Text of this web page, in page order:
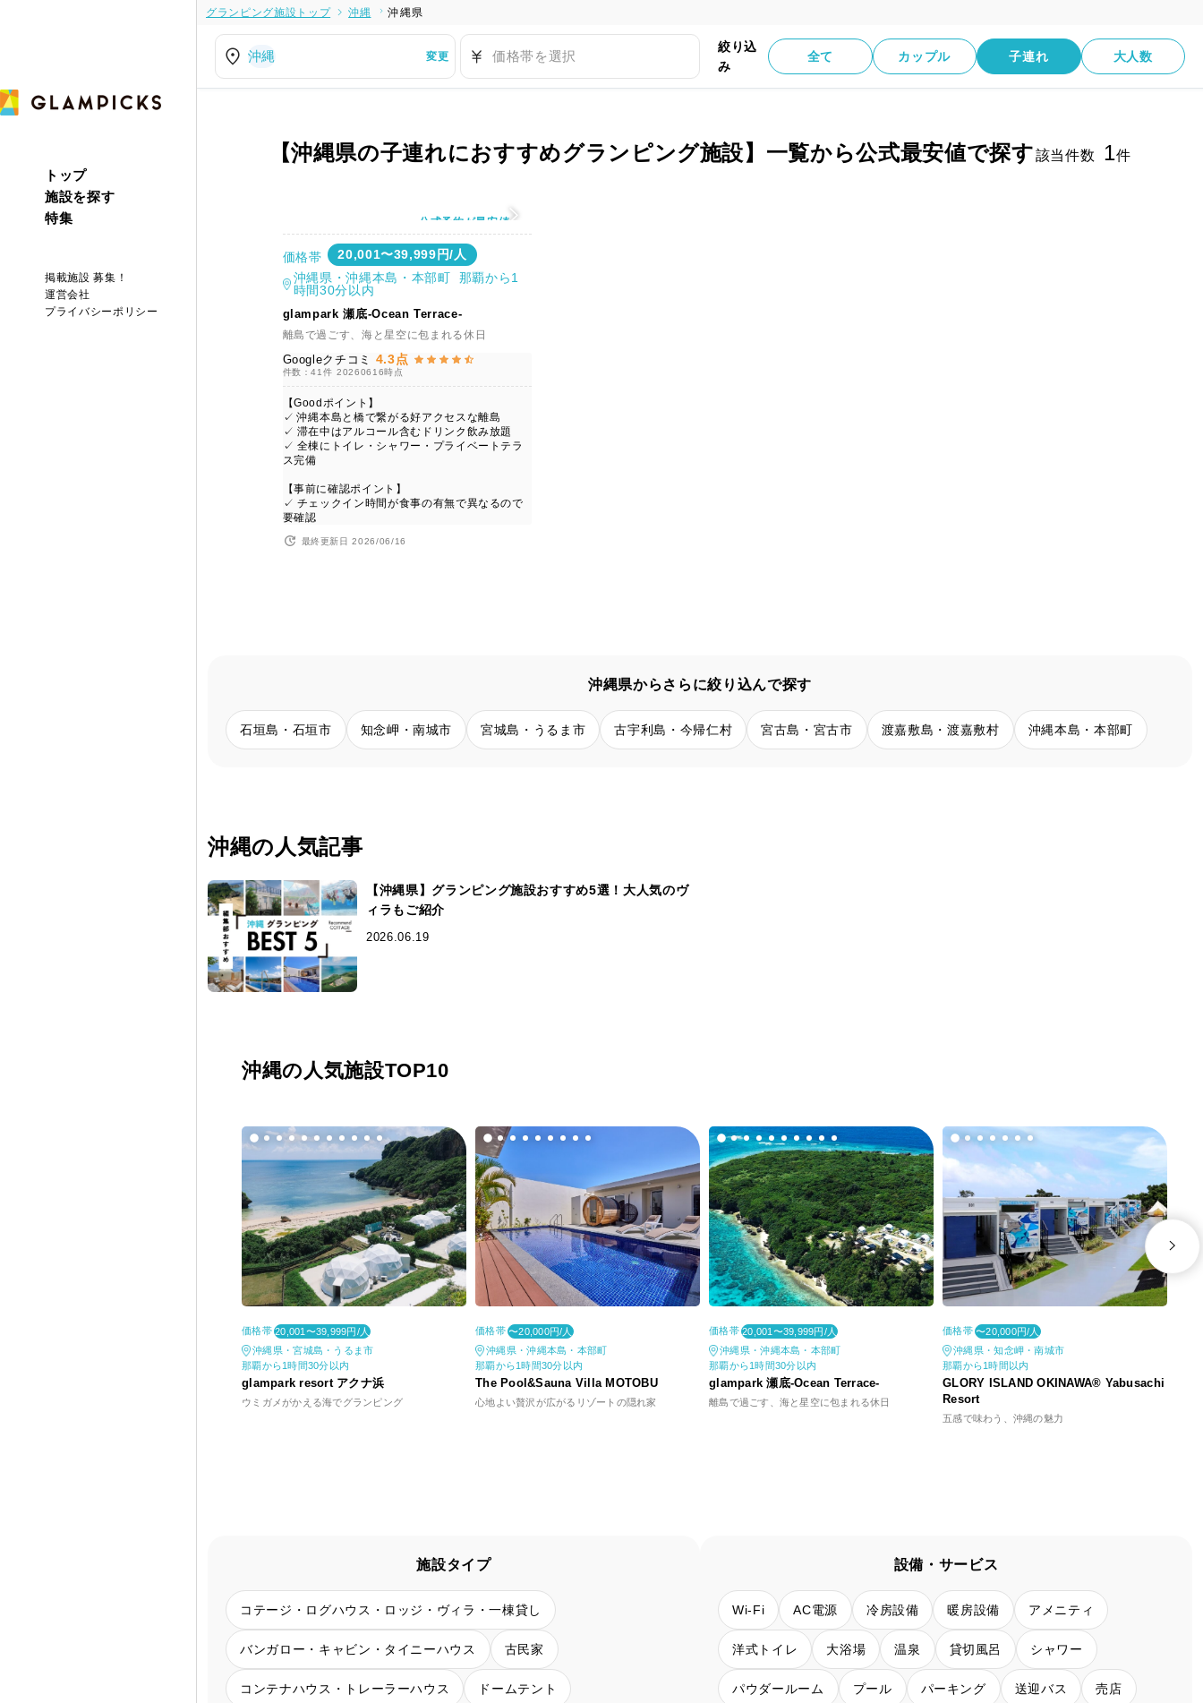
トップ
施設を探す
特集
掲載施設 募集！
運営会社
プライバシーポリシー
グランピング施設トップ 沖縄 沖縄県
沖縄 変更 価格帯を選択
絞り込
み
全て カップル 子連れ 大人数
【沖縄県の子連れにおすすめグランピング施設】一覧から公式最安値で探す該当件数 1件
公式予約が最安値
価格帯
20,001〜39,999円/人
沖縄県・沖縄本島・本部町 那覇から1
時間30分以内
glampark 瀬底-Ocean Terrace-
離島で過ごす、海と星空に包まれる休日
Googleクチコミ 4.3点
件数：41件 20260616時点
【Goodポイント】
✓ 沖縄本島と橋で繋がる好アクセスな離島
✓ 滞在中はアルコール含むドリンク飲み放題
✓ 全棟にトイレ・シャワー・プライベートテラ
ス完備
【事前に確認ポイント】
✓ チェックイン時間が食事の有無で異なるので
要確認
最終更新日 2026/06/16
沖縄県からさらに絞り込んで探す
石垣島・石垣市 知念岬・南城市 宮城島・うるま市 古宇利島・今帰仁村 宮古島・宮古市 渡嘉敷島・渡嘉敷村 沖縄本島・本部町
沖縄の人気記事
【沖縄県】グランピング施設おすすめ5選！大人気のヴ
ィラもご紹介
2026.06.19
沖縄の人気施設TOP10
価格帯 20,001〜39,999円/人
沖縄県・宮城島・うるま市
那覇から1時間30分以内
glampark resort アクナ浜
ウミガメがかえる海でグランピング
価格帯 〜20,000円/人
沖縄県・沖縄本島・本部町
那覇から1時間30分以内
The Pool&Sauna Villa MOTOBU
心地よい贅沢が広がるリゾートの隠れ家
価格帯 20,001〜39,999円/人
沖縄県・沖縄本島・本部町
那覇から1時間30分以内
glampark 瀬底-Ocean Terrace-
離島で過ごす、海と星空に包まれる休日
価格帯 〜20,000円/人
沖縄県・知念岬・南城市
那覇から1時間以内
GLORY ISLAND OKINAWA®︎ Yabusachi
Resort
五感で味わう、沖縄の魅力
施設タイプ
コテージ・ログハウス・ロッジ・ヴィラ・一棟貸し
バンガロー・キャビン・タイニーハウス 古民家
コンテナハウス・トレーラーハウス ドームテント
設備・サービス
Wi-Fi AC電源 冷房設備 暖房設備 アメニティ
洋式トイレ 大浴場 温泉 貸切風呂 シャワー
パウダールーム プール パーキング 送迎バス 売店